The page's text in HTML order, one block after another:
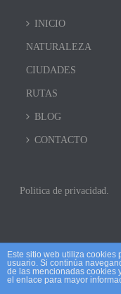
INICIO
NATURALEZA
CIUDADES
RUTAS
BLOG
CONTACTO
Politica de privacidad.
Este sitio web utiliza cookies
usuario. Si continúa
de las mencionadas cookies
el enlace para mayor